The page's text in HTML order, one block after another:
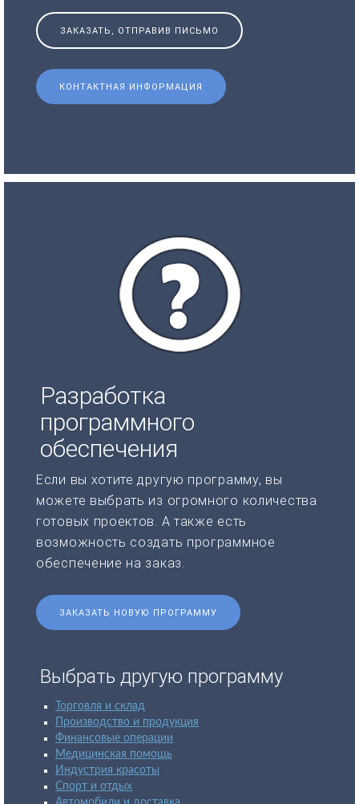
ЗАКАЗАТЬ, ОТПРАВИВ ПИСЬМО
КОНТАКТНАЯ ИНФОРМАЦИЯ
Разработка
программного
обеспечения
Если вы хотите другую программу, вы
можете выбрать из огромного количества
готовых проектов. А также есть
возможность создать программное
обеспечение на заказ.
ЗАКАЗАТЬ НОВУЮ ПРОГРАММУ
Выбрать другую программу
Торговля и склад
Производство и продукция
Финансовые операции
Медицинская помощь
Индустрия красоты
Спорт и отдых